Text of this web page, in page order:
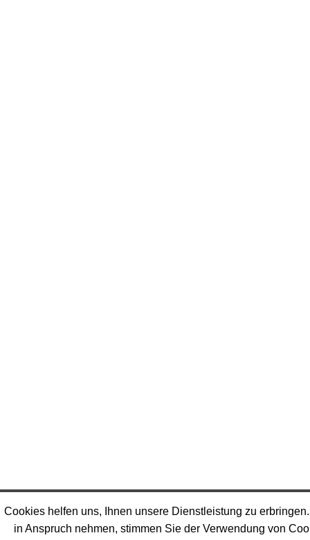
Cookies helfen uns, Ihnen unsere Dienstleistung zu
in Anspruch nehmen, stimmen Sie der Verwendung von